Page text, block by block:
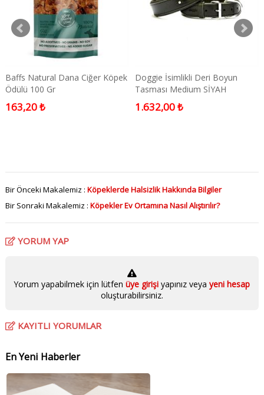
Baffs Natural Dana Ciğer Köpek
Ödülü 100 Gr
163,20 ₺
Doggie İsimlikli Deri Boyun
Tasması Medium SİYAH
1.632,00 ₺
Bir Önceki Makalemiz : Köpeklerde Halsizlik Hakkında Bilgiler
Bir Sonraki Makalemiz : Köpekler Ev Ortamına Nasıl Alıştırılır?
YORUM YAP
Yorum yapabilmek için lütfenüye girişiyapınız veya yeni hesap
oluşturabilirsiniz.
KAYITLI YORUMLAR
En Yeni Haberler